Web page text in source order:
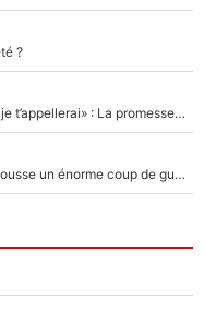
?
Mercato - OM - «Dès que je prends un club, je t’appellerai» : La promesse de Marcelino au moment de claquer la porte
Victime de racisme contre Murray, Kyrgios pousse un énorme coup de gueule !